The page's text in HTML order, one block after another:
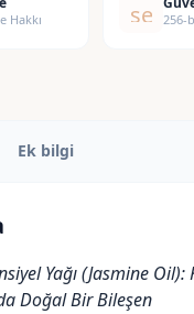
Hakkı 256-
Ek bilgi
Yağı (Jasmine
Doğal Bir Bileşen